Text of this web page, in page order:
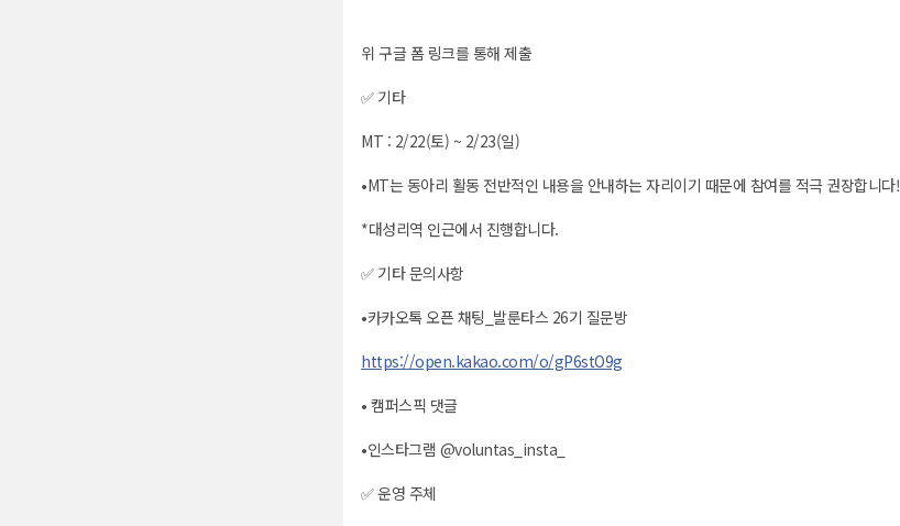
위 구글 폼 링크를 통해 제출
✅ 기타
MT : 2/22(토) ~ 2/23(일)
•MT는 동아리 활동 전반적인 내용을 안내하는 자리이기 때문에 참여를 적극 권장합니다!
*대성리역 인근에서 진행합니다.
✅ 기타 문의사항
•카카오톡 오픈 채팅_발룬타스 26기 질문방
https://open.kakao.com/o/gP6stO9g
• 캠퍼스픽 댓글
•인스타그램 @voluntas_insta_
✅ 운영 주체